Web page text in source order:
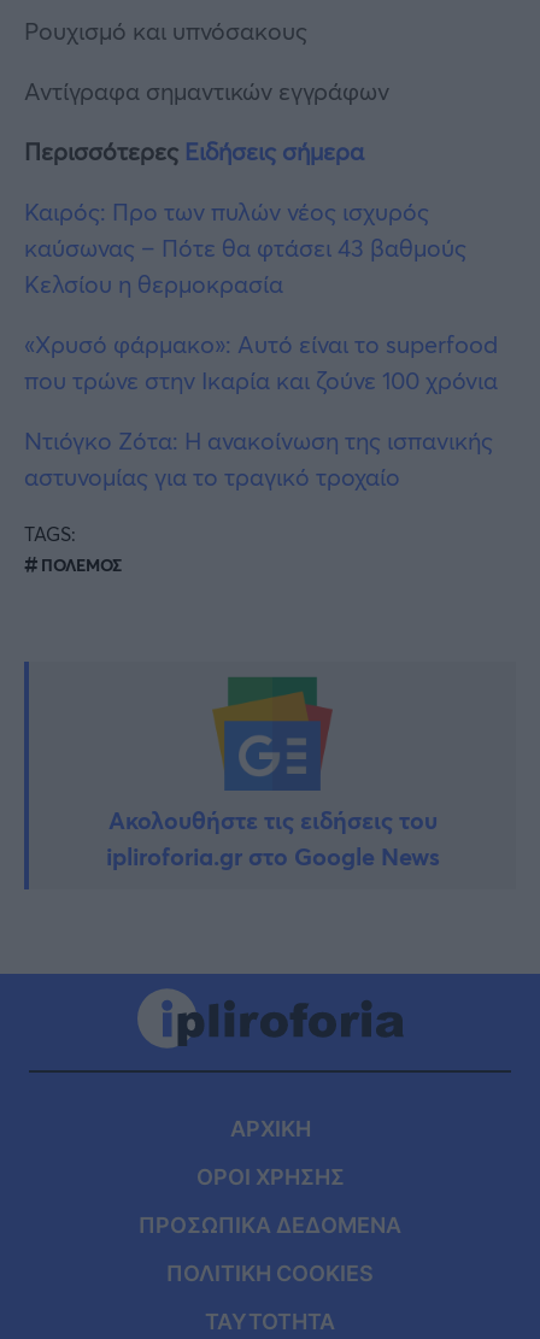
Ρουχισμό και υπνόσακους
Αντίγραφα σημαντικών εγγράφων
Περισσότερες Ειδήσεις σήμερα
Καιρός: Προ των πυλών νέος ισχυρός
καύσωνας – Πότε θα φτάσει 43 βαθμούς
Κελσίου η θερμοκρασία
«Χρυσό φάρμακo»: Αυτό είναι το superfood
που τρώνε στην Ικαρία και ζούνε 100 χρόνια
Ντιόγκο Ζότα: Η ανακοίνωση της ισπανικής
αστυνομίας για το τραγικό τροχαίο
TAGS:
ΠΟΛΕΜΟΣ
Ακολουθήστε τις ειδήσεις του
ipliroforia.gr στο Google News
ΑΡΧΙΚΗ
ΟΡΟΙ ΧΡΗΣΗΣ
ΠΡΟΣΩΠΙΚΑ ΔΕΔΟΜΕΝΑ
ΠΟΛΙΤΙΚΗ COOKIES
ΤΑΥΤΟΤΗΤΑ